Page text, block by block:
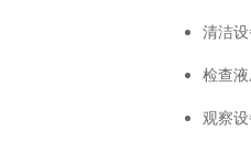
清洁
检查
观察